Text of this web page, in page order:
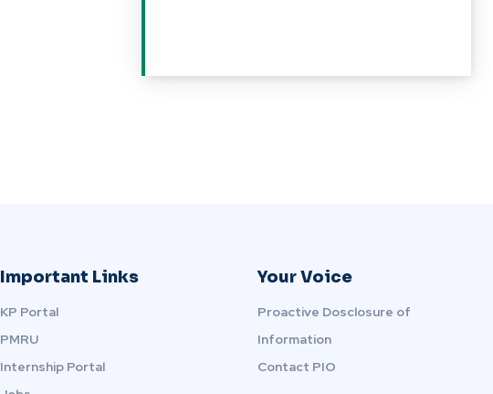
Important Links
KP Portal
PMRU
Internship Portal
Your Voice
Proactive Dosclosure of
Information
Contact PIO